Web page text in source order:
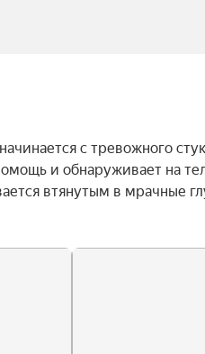
с тревожного
и обнаруживает на
втянутым в мрачные